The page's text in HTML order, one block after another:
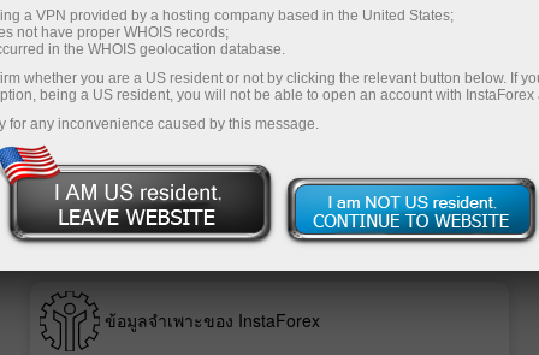
ข้อมูลจำเพาะของ InstaForex
a VPN provided by a hosting company based in the United States;
not have proper WHOIS records;
in the WHOIS geolocation database.
whether you are a US resident or not by clicking the relevant button below. If
being a US resident, you will not be able to open an account with InstaForex
for any inconvenience caused by this message.